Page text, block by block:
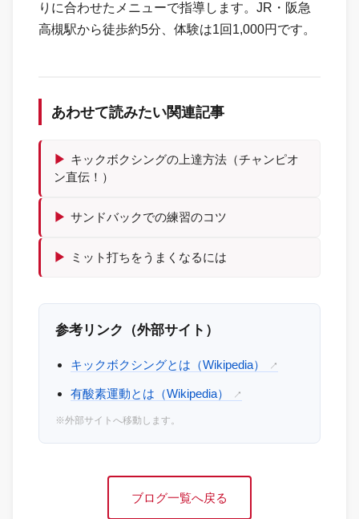
りに合わせたメニューで指導します。JR・阪急
高槻駅から徒歩約5分、体験は1回1,000円です。
あわせて読みたい関連記事
▶ キックボクシングの上達方法（チャンピオ
ン直伝！）
▶ サンドバックでの練習のコツ
▶ ミット打ちをうまくなるには
参考リンク（外部サイト）
キックボクシングとは（Wikipedia） ↗
有酸素運動とは（Wikipedia） ↗
※外部サイトへ移動します。
ブログ一覧へ戻る